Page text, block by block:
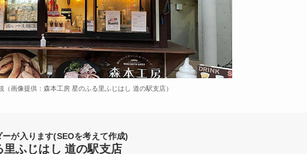
（画像提供：森本工房 星のふる里ふじはし 道の駅支店）
が入ります(SEOを考えて作成)
ふじはし 道の駅支店